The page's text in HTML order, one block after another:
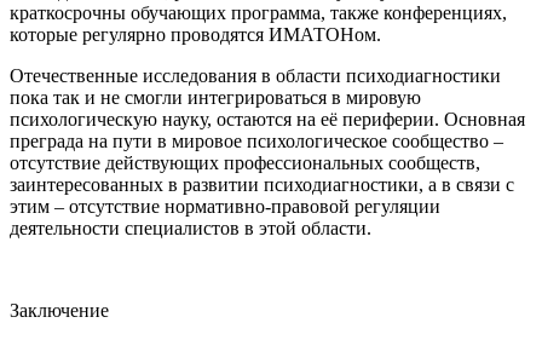
краткосрочны обучающих программа, также конференциях,
которые регулярно проводятся ИМАТОНом.
Отечественные исследования в области психодиагностики
пока так и не смогли интегрироваться в мировую
психологическую науку, остаются на её периферии. Основная
преграда на пути в мировое психологическое сообщество –
отсутствие действующих профессиональных сообществ,
заинтересованных в развитии психодиагностики, а в связи с
этим – отсутствие нормативно-правовой регуляции
деятельности специалистов в этой области.
Заключение